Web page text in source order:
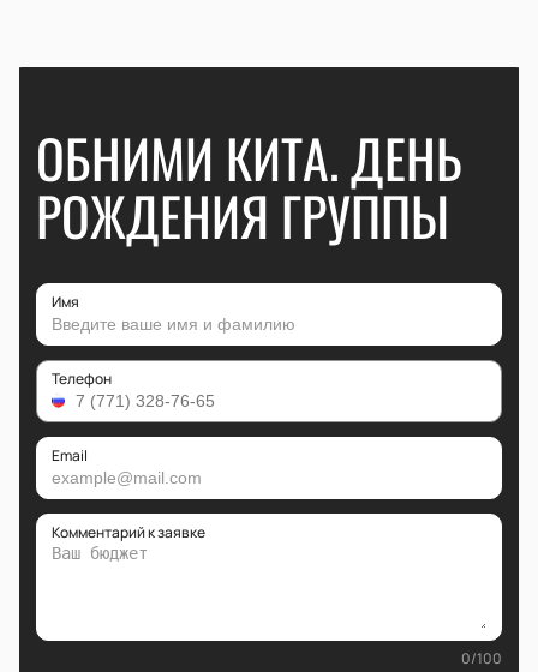
ОБНИМИ КИТА. ДЕНЬ
РОЖДЕНИЯ ГРУППЫ
Имя
Телефон
Email
Комментарий к заявке
0/100